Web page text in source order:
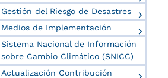
Gestión del Riesgo de Desastres
Medios de Implementación
Sistema Nacional de Información
sobre Cambio Climático (SNICC)
Actualización Contribución